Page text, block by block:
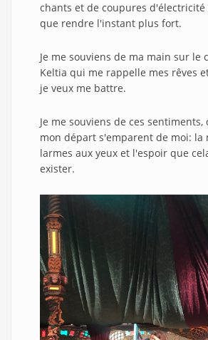
chants et de coupures
que rendre l'instant plus fort.
Je me souviens de ma main sur le
Keltia qui me rappelle mes rêves
je veux me battre.
Je me souviens de ces
mon départ s'emparent de moi: la
larmes aux yeux et l'espoir que
exister.